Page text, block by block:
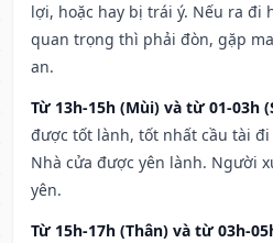
lợi, hoặc hay bị trái ý. Nếu ra đi
quan trọng thì phải đòn, gặp
an.
Từ 13h-15h (Mùi) và từ 01-03h
được tốt lành, tốt nhất cầu tài đi
Nhà cửa được yên lành. Người
yên.
Từ 15h-17h (Thân) và từ 03h-